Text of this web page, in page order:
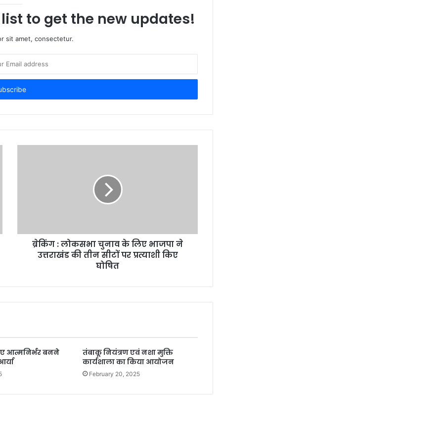
to get the new updates!
sit amet, consectetur.
ब्रेकिंग : लोकसभा चुनाव के लिए भाजपा ने
उत्तराखंड की तीन सीटों पर प्रत्याशी किए
घोषित
आत्मनिर्भर बनने
तंबाकू नियंत्रण एवं नशा मुक्ति
कार्यशाला का किया आयोजन
February 20, 2025